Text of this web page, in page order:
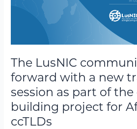
The LusNIC
forward with a new
session as part of
building project for
ccTLDs
of
capacity-
for
African
ccTLDs